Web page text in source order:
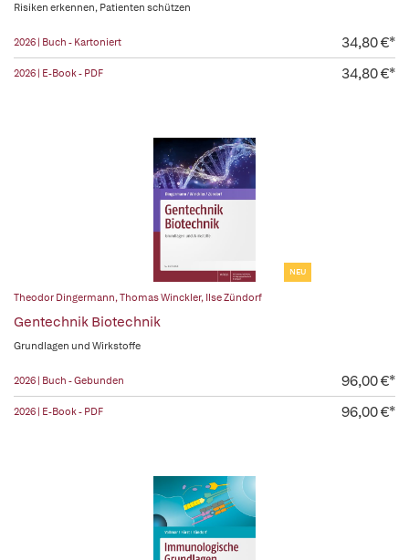
Risiken erkennen, Patienten schützen
2026 | Buch - Kartoniert 34,80 €*
2026 | E-Book - PDF 34,80 €*
NEU
Theodor Dingermann,Thomas Winckler, Ilse Zündorf
Gentechnik Biotechnik
Grundlagen und Wirkstoffe
2026 | Buch - Gebunden 96,00 €*
2026 | E-Book - PDF 96,00 €*